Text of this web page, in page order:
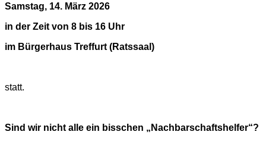
Samstag, 14. März 2026
in der Zeit von 8 bis 16 Uhr
im Bürgerhaus Treffurt (Ratssaal)
statt.
Sind wir nicht alle ein bisschen „Nachbarschaftshelfer“?